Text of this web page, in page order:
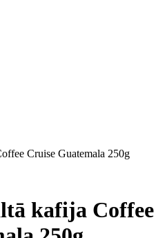
Cruise Guatemala 250g
kafija Coffee